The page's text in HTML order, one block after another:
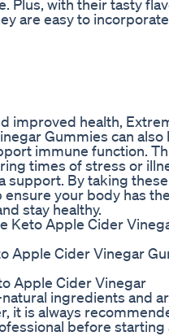
Plus, with their tasty
are easy to
improved health,
Gummies can also
immune function.
times of stress or
support. By taking these
ensure your body has
stay healthy.
Keto Apple Cider
Apple Cider Vinegar
Apple Cider Vinegar
ingredients and
it is always
before starting